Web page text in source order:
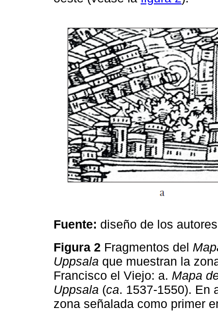
Fuente: diseño de los autores
Figura 2 Fragmentos del
Uppsala que muestran la
Francisco el Viejo: a. Mapa
Uppsala (ca. 1537-1550). En
zona señalada como primer